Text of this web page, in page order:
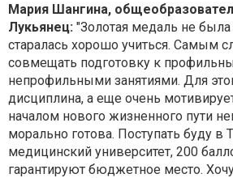
Мария Шангина,
Лукьянец: "Золотая медаль не
старалась хорошо учиться. Самым
совмещать подготовку к
непрофильными занятиями. Для
дисциплина, а еще очень
началом нового жизненного пути
морально готова. Поступать буду в
медицинский университет, 200
гарантируют бюджетное место.